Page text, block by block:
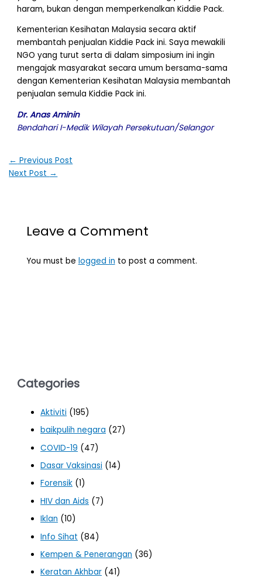
haram, bukan dengan memperkenalkan Kiddie Pack.
Kementerian Kesihatan Malaysia secara aktif
membantah penjualan Kiddie Pack ini. Saya mewakili
NGO yang turut serta di dalam simposium ini ingin
mengajak masyarakat secara umum bersama-sama
dengan Kementerian Kesihatan Malaysia membantah
penjualan semula Kiddie Pack ini.
Dr. Anas Aminin
Bendahari I-Medik Wilayah Persekutuan/Selangor
← Previous Post
Next Post →
Leave a Comment
You must be logged in to post a comment.
Categories
Aktiviti (195)
baikpulih negara (27)
COVID-19 (47)
Dasar Vaksinasi (14)
Forensik (1)
HIV dan Aids (7)
Iklan (10)
Info Sihat (84)
Kempen & Penerangan (36)
Keratan Akhbar (41)